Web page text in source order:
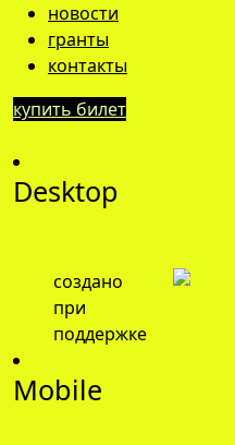
новости
гранты
контакты
купить билет
Desktop
создано
при
поддержке
Mobile